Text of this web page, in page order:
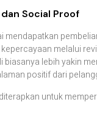
Social Proof
mendapatkan
melalui
biasanya lebih yakin
positif dari
untuk